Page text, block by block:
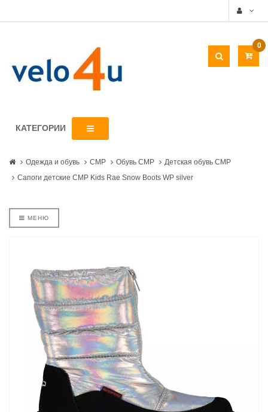
0
КАТЕГОРИИ
Одежда и обувь CMP Обувь CMP
Детская обувь СMP
Сапоги детские CMP Kids Rae Snow Boots WP silver
МЕНЮ